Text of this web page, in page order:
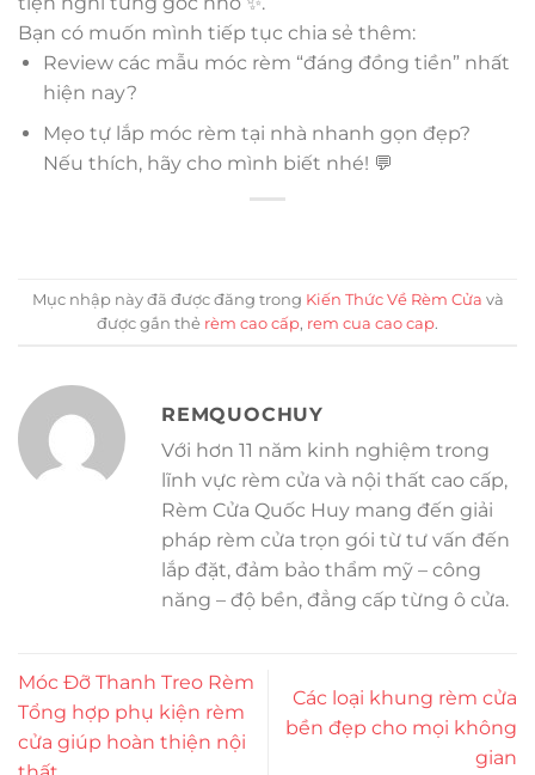
Bạn có muốn mình tiếp tục chia sẻ thêm:
Review các mẫu móc rèm “đáng đồng tiền” nhất
hiện nay?
Mẹo tự lắp móc rèm tại nhà nhanh gọn đẹp?
Nếu thích, hãy cho mình biết nhé! 💬
Mục nhập này đã được đăng trong Kiến Thức Về Rèm Cửa và
được gắn thẻ rèm cao cấp, rem cua cao cap.
REMQUOCHUY
Với hơn 11 năm kinh nghiệm trong
lĩnh vực rèm cửa và nội thất cao cấp,
Rèm Cửa Quốc Huy mang đến giải
pháp rèm cửa trọn gói từ tư vấn đến
lắp đặt, đảm bảo thẩm mỹ – công
năng – độ bền, đẳng cấp từng ô cửa.
Móc Đỡ Thanh Treo Rèm
Tổng hợp phụ kiện rèm
cửa giúp hoàn thiện nội
Các loại khung rèm cửa
bền đẹp cho mọi không
gian